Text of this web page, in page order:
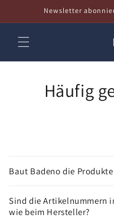
Inhalt
Newsletter
Häufig
n
k
l
Baut Badeno die
Sind die Artikelnummern
wie beim Hersteller?